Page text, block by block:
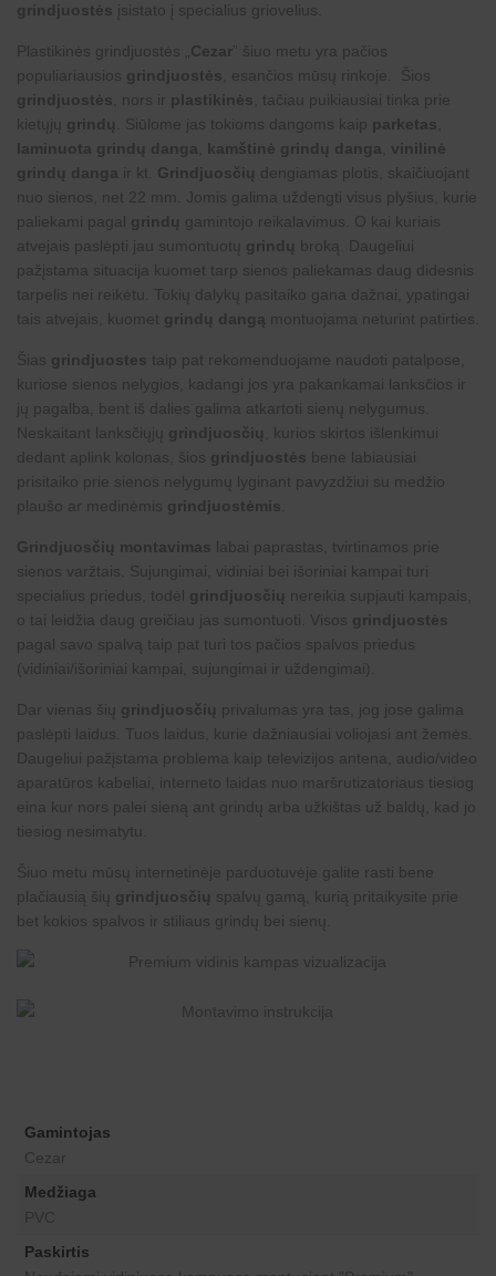
grindjuostės įsistato į specialius griovelius.
Plastikinės grindjuostės „Cezar” šiuo metu yra pačios
populiariausios grindjuostės , esančios mūsų rinkoje. Šios
grindjuostės , nors ir plastikinės , tačiau puikiausiai tinka prie
kietųjų grindų . Siūlome jas tokioms dangoms kaip parketas
laminuota grindų danga
kamštinė grindų danga
vinilinė
grindų danga ir kt. Grindjuosčių dengiamas plotis, skaičiuojant
nuo sienos, net 22 mm. Jomis galima uždengti visus plyšius, kurie
paliekami pagal grindų gamintojo reikalavimus. O kai kuriais
atvejais paslėpti jau sumontuotų grindų broką. Daugeliui
pažįstama situacija kuomet tarp sienos paliekamas daug didesnis
tarpelis nei reikėtu. Tokių dalykų pasitaiko gana dažnai, ypatingai
tais atvejais, kuomet grindų dangą montuojama neturint patirties.
Šias grindjuostes taip pat rekomenduojame naudoti patalpose,
kuriose sienos nelygios, kadangi jos yra pakankamai lanksčios ir
jų pagalba, bent iš dalies galima atkartoti sienų nelygumus.
Neskaitant lanksčiųjų grindjuosčių
, kurios skirtos išlenkimui
dedant aplink kolonas, šios grindjuostės bene labiausiai
prisitaiko prie sienos nelygumų lyginant pavyzdžiui su medžio
plaušo ar medinėmis grindjuostėmis
Grindjuosčių montavimas labai paprastas, tvirtinamos prie
sienos varžtais. Sujungimai, vidiniai bei išoriniai kampai turi
specialius priedus, todėl grindjuosčių nereikia supjauti kampais,
o tai leidžia daug greičiau jas sumontuoti. Visos grindjuostės
pagal savo spalvą taip pat turi tos pačios spalvos priedus
(vidiniai/išoriniai kampai, sujungimai ir uždengimai).
Dar vienas šių grindjuosčių privalumas yra tas, jog jose galima
paslėpti laidus. Tuos laidus, kurie dažniausiai voliojasi ant žemės.
Daugeliui pažįstama problema kaip televizijos antena, audio/video
aparatūros kabeliai, interneto laidas nuo maršrutizatoriaus tiesiog
eina kur nors palei sieną ant grindų arba užkištas už baldų, kad jo
tiesiog nesimatytu.
Šiuo metu mūsų internetinėje parduotuvėje galite rasti bene
plačiausią šių grindjuosčių spalvų gamą, kurią pritaikysite prie
bet kokios spalvos ir stiliaus grindų bei sienų.
Gamintojas
Cezar
Medžiaga
Paskirtis